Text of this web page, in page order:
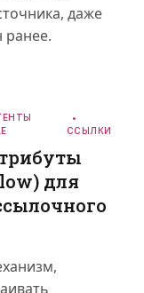
даже
ранее.
ССЫЛКИ
для